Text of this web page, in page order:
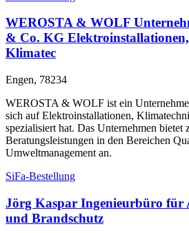
WEROSTA & WOLF
& Co. KG
Klimatec
Engen, 78234
WEROSTA & WOLF ist ein
sich auf Elektroinstallationen,
spezialisiert hat. Das Unternehmen bietet
Beratungsleistungen in den Bereichen
Umweltmanagement an.
SiFa-Bestellung
Jörg Kaspar Ingenieurbüro für
und Brandschutz